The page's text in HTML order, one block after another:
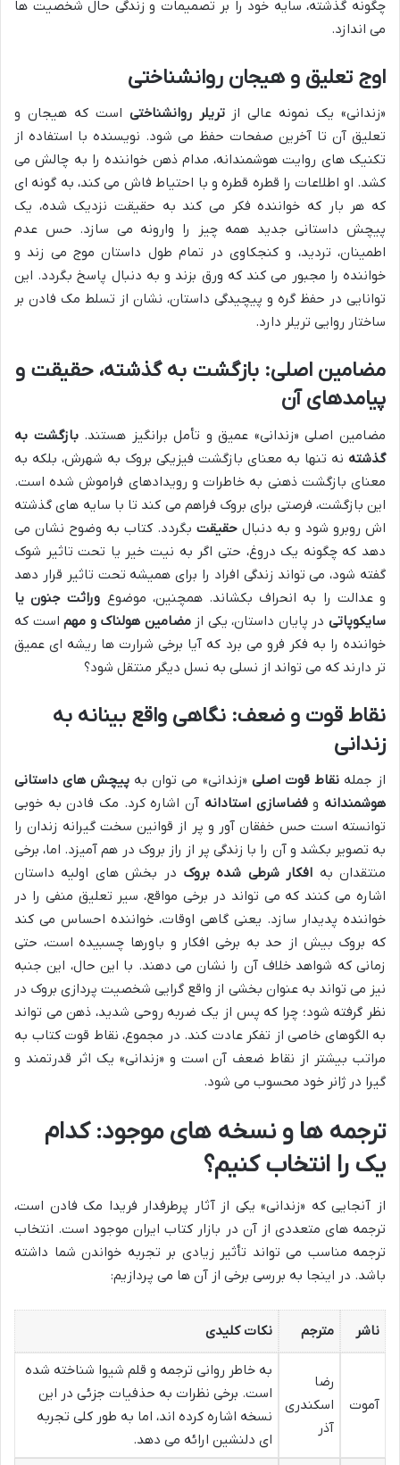
چگونه گذشته، سایه خود را بر تصمیمات و زندگی حال شخصیت ها
می اندازد.
اوج تعلیق و هیجان روانشناختی
«زندانی» یک نمونه عالی ازتریلر روانشناختی است که هیجان و
تعلیق آن تا آخرین صفحات حفظ می شود. نویسنده با استفاده از
تکنیک های روایت هوشمندانه، مدام ذهن خواننده را به چالش می
کشد. او اطلاعات را قطره قطره و با احتیاط فاش می کند، به گونه ای
که هر بار که خواننده فکر می کند به حقیقت نزدیک شده، یک
پیچش داستانی جدید همه چیز را وارونه می سازد. حس عدم
اطمینان، تردید، و کنجکاوی در تمام طول داستان موج می زند و
خواننده را مجبور می کند که ورق بزند و به دنبال پاسخ بگردد. این
توانایی در حفظ گره و پیچیدگی داستان، نشان از تسلط مک فادن بر
ساختار روایی تریلر دارد.
مضامین اصلی: بازگشت به گذشته، حقیقت و
پیامدهای آن
مضامین اصلی «زندانی» عمیق و تأمل برانگیز هستند.بازگشت به
گذشته نه تنها به معنای بازگشت فیزیکی بروک به شهرش، بلکه به
معنای بازگشت ذهنی به خاطرات و رویدادهای فراموش شده است.
این بازگشت، فرصتی برای بروک فراهم می کند تا با سایه های گذشته
اش روبرو شود و به دنبال حقیقت بگردد. کتاب به وضوح نشان می
دهد که چگونه یک دروغ، حتی اگر به نیت خیر یا تحت تاثیر شوک
گفته شود، می تواند زندگی افراد را برای همیشه تحت تاثیر قرار دهد
و عدالت را به انحراف بکشاند. همچنین، موضوع وراثت جنون یا
سایکوپاتیدر پایان داستان، یکی ازمضامین هولناک و مهماست که
خواننده را به فکر فرو می برد که آیا برخی شرارت ها ریشه ای عمیق
تر دارند که می تواند از نسلی به نسل دیگر منتقل شود؟
نقاط قوت و ضعف: نگاهی واقع بینانه به
زندانی
از جملهنقاط قوت اصلی «زندانی» می توان به پیچش های داستانی
هوشمندانه وفضاسازی استادانه آن اشاره کرد. مک فادن به خوبی
توانسته است حس خفقان آور و پر از قوانین سخت گیرانه زندان را
به تصویر بکشد و آن را با زندگی پر از راز بروک در هم آمیزد. اما، برخی
منتقدان به افکار شرطی شده بروک در بخش های اولیه داستان
اشاره می کنند که می تواند در برخی مواقع، سیر تعلیق منفی را در
خواننده پدیدار سازد. یعنی گاهی اوقات، خواننده احساس می کند
که بروک بیش از حد به برخی افکار و باورها چسبیده است، حتی
زمانی که شواهد خلاف آن را نشان می دهند. با این حال، این جنبه
نیز می تواند به عنوان بخشی از واقع گرایی شخصیت پردازی بروک در
نظر گرفته شود؛ چرا که پس از یک ضربه روحی شدید، ذهن می تواند
به الگوهای خاصی از تفکر عادت کند. در مجموع، نقاط قوت کتاب به
مراتب بیشتر از نقاط ضعف آن است و «زندانی» یک اثر قدرتمند و
گیرا در ژانر خود محسوب می شود.
ترجمه ها و نسخه های موجود: کدام
یک را انتخاب کنیم؟
از آنجایی که «زندانی» یکی از آثار پرطرفدار فریدا مک فادن است،
ترجمه های متعددی از آن در بازار کتاب ایران موجود است. انتخاب
ترجمه مناسب می تواند تأثیر زیادی بر تجربه خواندن شما داشته
باشد. در اینجا به بررسی برخی از آن ها می پردازیم:
ناشر مترجم نکات کلیدی
آموت
رضا
اسکندری
آذر
به خاطر روانی ترجمه و قلم شیوا شناخته شده
است. برخی نظرات به حذفیات جزئی در این
نسخه اشاره کرده اند، اما به طور کلی تجربه
ای دلنشین ارائه می دهد.